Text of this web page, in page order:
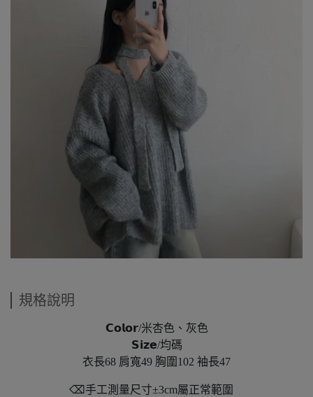
規格說明
𝗖𝗼𝗹𝗼𝗿/米杏色、灰色
𝗦𝗶𝘇𝗲/均碼
衣長68 肩寬49 胸圍102 袖長47
⌫手工測量尺寸±3cm屬正常範圍